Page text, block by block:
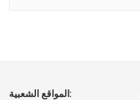
المواقع الشعبية: